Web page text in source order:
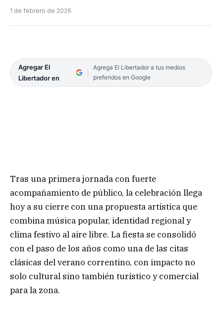
1 de febrero de 2026
Agregar El
Libertador en
Agrega El Libertador a tus medios
preferidos en Google
Tras una primera jornada con fuerte
acompañamiento de público, la celebración llega
hoy a su cierre con una propuesta artística que
combina música popular, identidad regional y
clima festivo al aire libre. La fiesta se consolidó
con el paso de los años como una de las citas
clásicas del verano correntino, con impacto no
solo cultural sino también turístico y comercial
para la zona.